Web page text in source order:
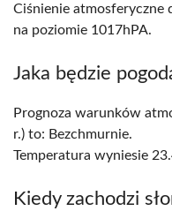
Ciśnienie atmosferyczne
na poziomie 1017hPA.
Jaka będzie
Prognoza warunków
r.) to: Bezchmurnie.
Temperatura wyniesie
Kiedy zachodzi